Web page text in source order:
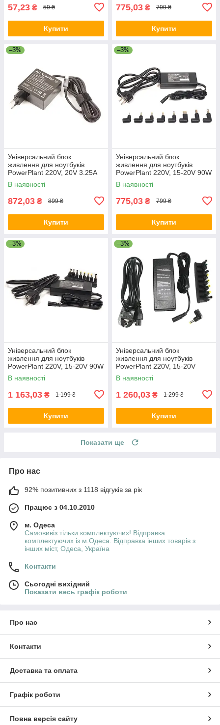
57,23 ₴ 59 ₴
Купити
775,03 ₴ 799 ₴
Купити
–3%
Універсальний блок
живлення для ноутбуків
PowerPlant 220V, 20V 3.25A
65W Type-C
В наявності
872,03 ₴ 899 ₴
Купити
–3%
Універсальний блок
живлення для ноутбуків
PowerPlant 220V, 15-20V 90W
6A
В наявності
775,03 ₴ 799 ₴
Купити
–3%
Універсальний блок
живлення для ноутбуків
PowerPlant 220V, 15-20V 90W
10A
В наявності
1 163,03 ₴ 1 199 ₴
Купити
–3%
Універсальний блок
живлення для ноутбуків
PowerPlant 220V, 15-20V
120W 10A
В наявності
1 260,03 ₴ 1 299 ₴
Купити
Показати ще
Про нас
92% позитивних з 1118 відгуків за рік
Працює з 04.10.2010
м. Одеса
Самовивіз тільки комплектуючих! Відправка
комплектуючих із м.Одеса. Відправка інших товарів з
інших міст, Одеса, Україна
Контакти
Сьогодні вихідний
Показати весь графік роботи
Про нас
Контакти
Доставка та оплата
Графік роботи
Повна версія сайту